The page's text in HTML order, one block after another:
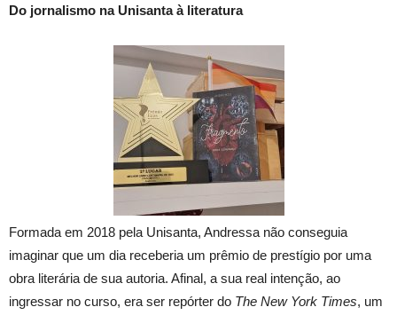
Do jornalismo na Unisanta à literatura
Formada em 2018 pela Unisanta, Andressa não conseguia
imaginar que um dia receberia um prêmio de prestígio por uma
obra literária de sua autoria. Afinal, a sua real intenção, ao
ingressar no curso, era ser repórter do The New York Times, um